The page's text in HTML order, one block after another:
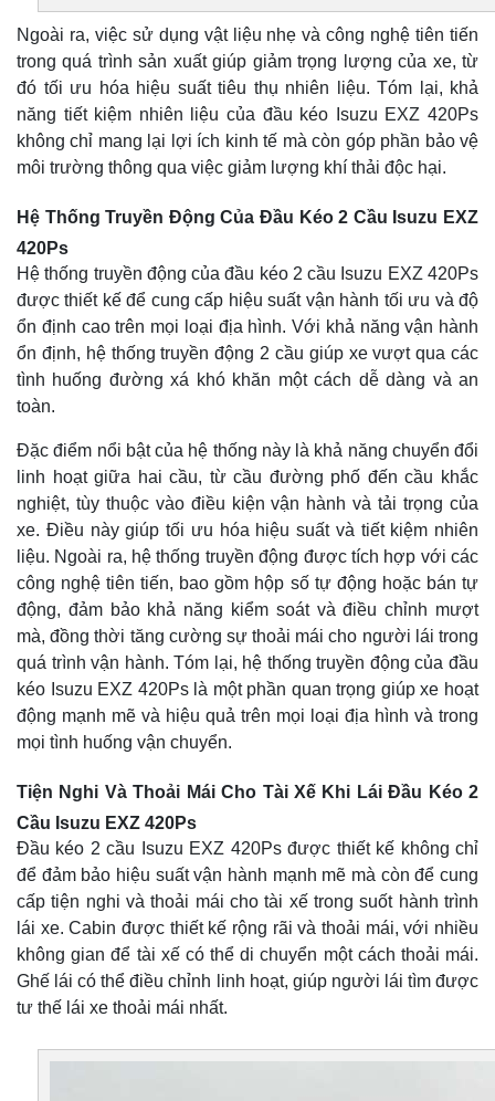
Ngoài ra, việc sử dụng vật liệu nhẹ và công nghệ tiên tiến
trong quá trình sản xuất giúp giảm trọng lượng của xe, từ
đó tối ưu hóa hiệu suất tiêu thụ nhiên liệu. Tóm lại, khả
năng tiết kiệm nhiên liệu của đầu kéo Isuzu EXZ 420Ps
không chỉ mang lại lợi ích kinh tế mà còn góp phần bảo vệ
môi trường thông qua việc giảm lượng khí thải độc hại.
Hệ Thống Truyền Động Của Đầu Kéo 2 Cầu Isuzu EXZ
420Ps
Hệ thống truyền động của đầu kéo 2 cầu Isuzu EXZ 420Ps
được thiết kế để cung cấp hiệu suất vận hành tối ưu và độ
ổn định cao trên mọi loại địa hình. Với khả năng vận hành
ổn định, hệ thống truyền động 2 cầu giúp xe vượt qua các
tình huống đường xá khó khăn một cách dễ dàng và an
toàn.
Đặc điểm nổi bật của hệ thống này là khả năng chuyển đổi
linh hoạt giữa hai cầu, từ cầu đường phố đến cầu khắc
nghiệt, tùy thuộc vào điều kiện vận hành và tải trọng của
xe. Điều này giúp tối ưu hóa hiệu suất và tiết kiệm nhiên
liệu. Ngoài ra, hệ thống truyền động được tích hợp với các
công nghệ tiên tiến, bao gồm hộp số tự động hoặc bán tự
động, đảm bảo khả năng kiểm soát và điều chỉnh mượt
mà, đồng thời tăng cường sự thoải mái cho người lái trong
quá trình vận hành. Tóm lại, hệ thống truyền động của đầu
kéo Isuzu EXZ 420Ps là một phần quan trọng giúp xe hoạt
động mạnh mẽ và hiệu quả trên mọi loại địa hình và trong
mọi tình huống vận chuyển.
Tiện Nghi Và Thoải Mái Cho Tài Xế Khi Lái Đầu Kéo 2
Cầu Isuzu EXZ 420Ps
Đầu kéo 2 cầu Isuzu EXZ 420Ps được thiết kế không chỉ
để đảm bảo hiệu suất vận hành mạnh mẽ mà còn để cung
cấp tiện nghi và thoải mái cho tài xế trong suốt hành trình
lái xe. Cabin được thiết kế rộng rãi và thoải mái, với nhiều
không gian để tài xế có thể di chuyển một cách thoải mái.
Ghế lái có thể điều chỉnh linh hoạt, giúp người lái tìm được
tư thế lái xe thoải mái nhất.